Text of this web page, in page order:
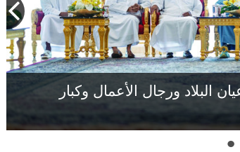
البلاد ورجال الأعمال وكبار